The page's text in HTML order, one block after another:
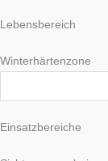
Lebensbereich
Winterhärtenzone
Einsatzbereiche